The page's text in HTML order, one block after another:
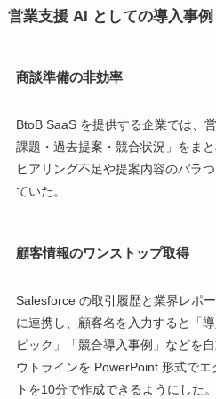
営業支援 AI としての導入事例
商談準備の非効率
BtoB SaaS を提供する企業では、
課題・過去提案・競合状況」をま
ヒアリング不足や提案内容のバラ
ていた。
顧客情報のワンストップ取得
Salesforce の取引履歴と業界レポ
に連携し、顧客名を入力すると「
ピック」「競合導入事例」などを
ウトラインを PowerPoint 形式で
トを10分で作成できるようにした。